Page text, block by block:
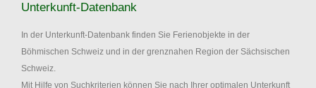
Unterkunft-Datenbank
In der Unterkunft-Datenbank finden Sie Ferienobjekte in der
Böhmischen Schweiz und in der grenznahen Region der Sächsischen
Schweiz.
Mit Hilfe von Suchkriterien können Sie nach Ihrer optimalen Unterkunft